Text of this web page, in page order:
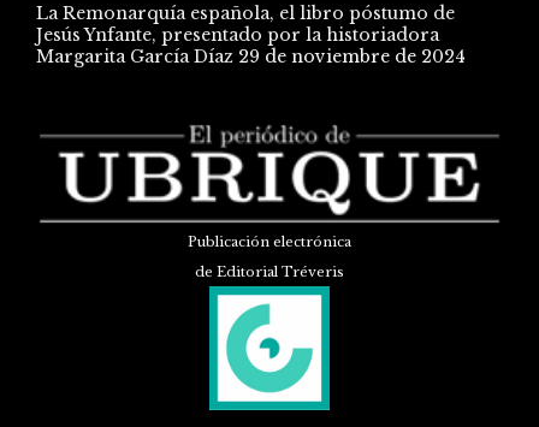
La Remonarquía española, el libro póstumo de
Jesús Ynfante, presentado por la historiadora
Margarita García Díaz 29 de noviembre de 2024
Publicación electrónica
de Editorial Tréveris